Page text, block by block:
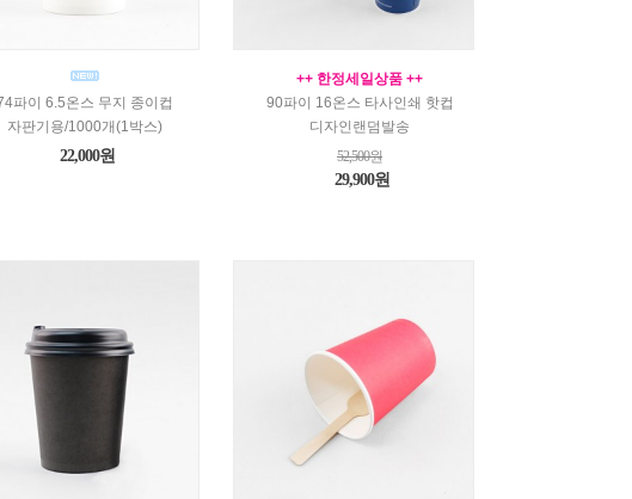
파이 6.5온스 무지 종이컵
자판기용/1000개(1박스)
22,000원
++ 한정세일상품 ++
90파이 16온스 타사인쇄 핫컵
디자인랜덤발송
52,500원
29,900원